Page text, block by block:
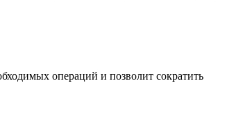
операций и позволит сократить